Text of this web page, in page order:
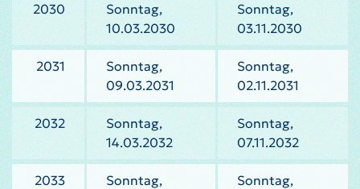
2030
Sonntag,
10.03.2030
Sonntag,
03.11.2030
2031
Sonntag,
09.03.2031
Sonntag,
02.11.2031
2032
Sonntag,
14.03.2032
Sonntag,
07.11.2032
2033
Sonntag,
Sonntag,